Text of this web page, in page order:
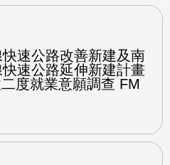
速公路改善新建及南
速公路延伸新建計畫
度就業意願調查 FM